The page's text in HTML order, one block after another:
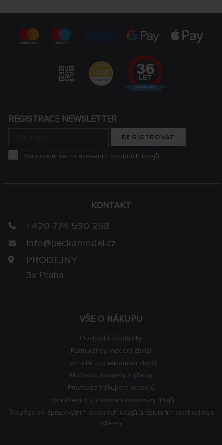
VŠE O NÁKUPU
Obchodní podmínky
Formulář na vrácení zboží
Formulář pro reklamaci zboží
Možnosti dopravy a platby
Průvodce nákupem modelů
Prohlášení o zpracování osobních údajů
Souhlas se zpracováním osobních údajů a zasíláním obchodních
sdělení
KONTAKT
+420 774 590 258
info@peckamodel.cz
PRODEJNY
3x Praha
REGISTRACE NEWSLETTER
REGISTROVAT
Souhlasím se zpracováním osobních údajů